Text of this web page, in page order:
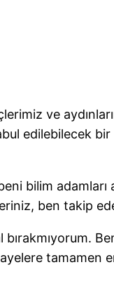
ve
edilebilecek
bilim adamları
ben takip